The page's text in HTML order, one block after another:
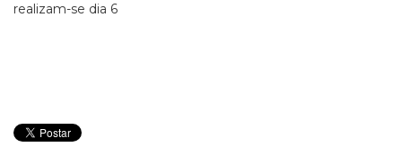
realizam-se dia 6